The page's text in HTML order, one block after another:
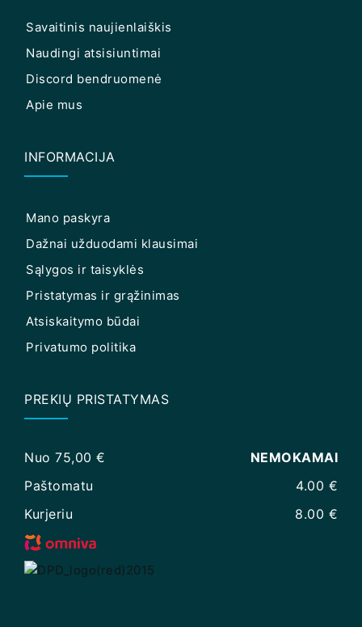
Savaitinis naujienlaiškis
Naudingi atsisiuntimai
Discord bendruomenė
Apie mus
INFORMACIJA
Mano paskyra
Dažnai užduodami klausimai
Sąlygos ir taisyklės
Pristatymas ir grąžinimas
Atsiskaitymo būdai
Privatumo politika
PREKIŲ PRISTATYMAS
Nuo 75,00 €
NEMOKAMAI
Paštomatu
4.00 €
Kurjeriu
8.00 €